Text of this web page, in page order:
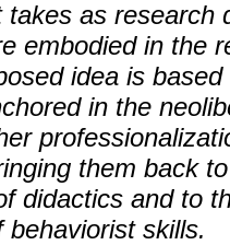
takes as research
embodied in the
idea is
in the
them back
didactics and to
behaviorist skills.